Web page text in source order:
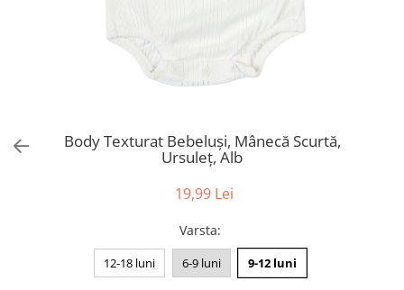
Body Texturat Bebeluși, Mânecă Scurtă,
Ursuleț, Alb
19,99 Lei
Varsta:
12-18 luni 6-9 luni 9-12 luni